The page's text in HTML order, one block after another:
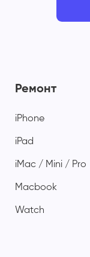
Ремонт
iPhone
iPad
iMac / Mini / Pro
Macbook
Watch